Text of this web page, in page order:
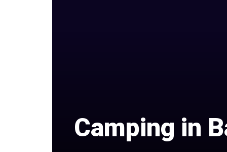
Camping in